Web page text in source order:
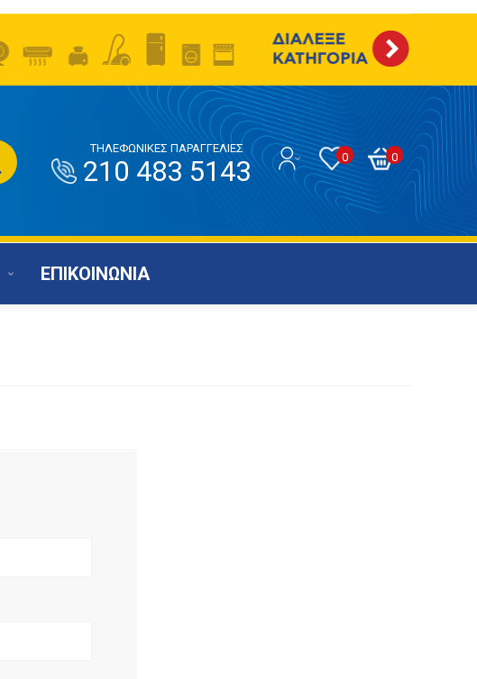
0
0
ΤΗΛΕΦΩΝΙΚΕΣ ΠΑΡΑΓΓΕΛΙΕΣ
210 483 5143
ΕΠΙΚΟΙΝΩΝΙΑ